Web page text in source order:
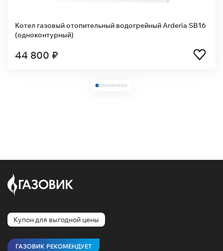
Котел газовый отопительный водогрейный Arderia SB16
(одноконтурный)
44 800 ₽
Купон для выгодной цены
ГАЗОВИК РЕКОМЕНДУЕТ